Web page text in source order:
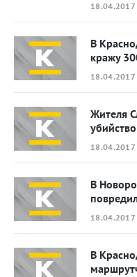
В
кражу
18.04.2017
Жителя
В
18.04.2017
В